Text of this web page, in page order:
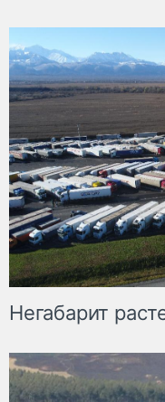
Негабарит